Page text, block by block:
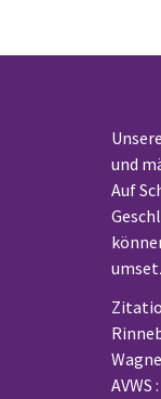
und
Auf